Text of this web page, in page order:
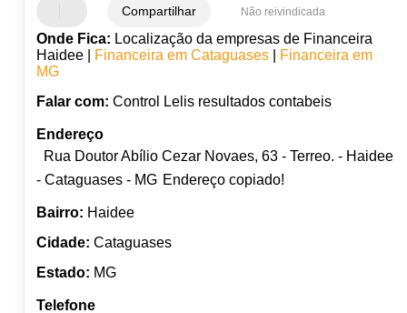
Compartilhar Não reivindicada
Onde Fica: Localização da empresas de Financeira
Haidee |
Financeira em Cataguases|
Financeira em
MG
Falar com: Control Lelis resultados contabeis
Endereço
Rua Doutor Abílio Cezar Novaes, 63 - Terreo. - Haidee
- Cataguases - MG Endereço copiado!
Bairro: Haidee
Cidade: Cataguases
Estado: MG
Telefone